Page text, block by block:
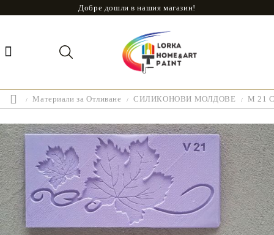
Добре дошли в нашия магазин!
Материали за Отливане СИЛИКОНОВИ МОЛДОВЕ M 21